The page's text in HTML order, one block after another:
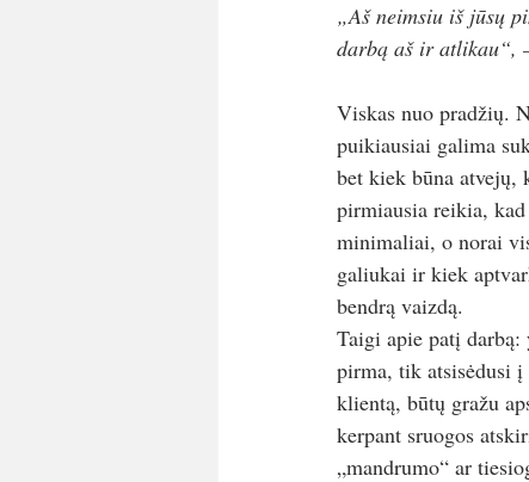
„Aš neimsiu iš jūsų
darbą aš ir atlikau“,
Viskas nuo pradžių.
puikiausiai galima
bet kiek būna atvejų,
pirmiausia reikia,
minimaliai, o norai
galiukai ir kiek
bendrą vaizdą.
Taigi apie patį
pirma, tik atsisėdusi
klientą, būtų gražu
kerpant sruogos
„mandrumo“ ar